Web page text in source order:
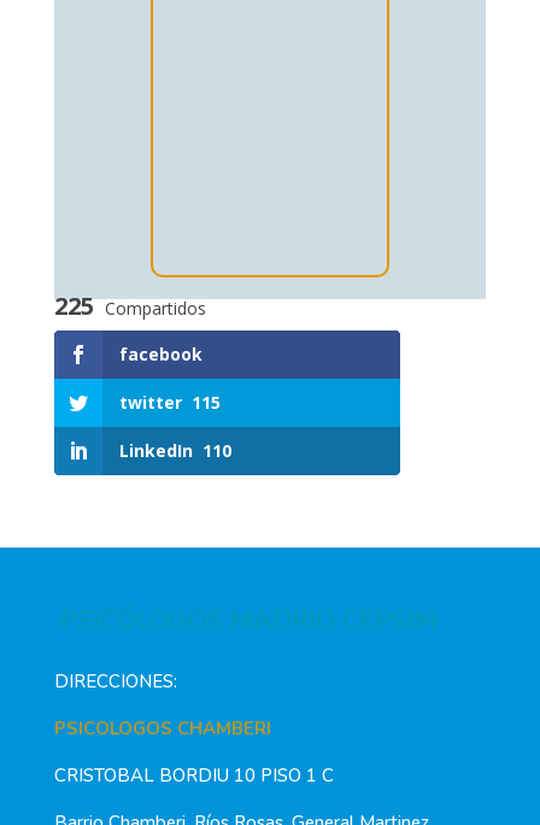
225 Compartidos
facebook
twitter 115
LinkedIn 110
PSICÓLOGOS MADRID CEPSIM
DIRECCIONES:
PSICOLOGOS CHAMBERI
CRISTOBAL BORDIU 10 PISO 1 C